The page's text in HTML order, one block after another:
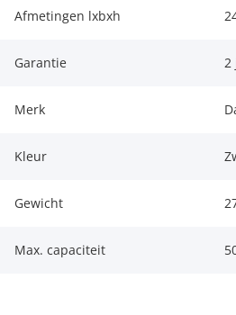
Afmetingen lxbxh
Garantie 2
Merk
Kleur
Gewicht
Max. capaciteit